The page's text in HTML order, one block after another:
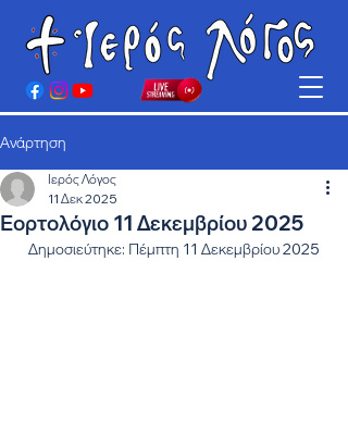
Ανάρτηση
Εορτολόγιο 11 Δεκεμβρίου 2025
Ιερός Λόγος
11 Δεκ 2025
Δημοσιεύτηκε: Πέμπτη 11 Δεκεμβρίου 2025